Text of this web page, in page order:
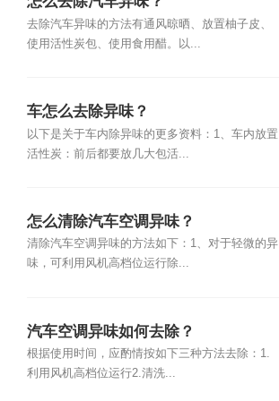
去除汽车异味的方法有通风晾晒、放置柚子皮、
使用活性炭包、使用食用醋。以...
车怎么去除异味？
以下是关于车内除异味的更多资料：1、车内放置
活性炭：前后都要放几大包活...
怎么清除汽车空调异味？
清除汽车空调异味的方法如下：1、对于轻微的异
味，可利用风机高档位运行除...
汽车空调异味如何去除？
根据使用时间，应酌情按如下三种方法去除：1.
利用风机高档位运行2.清洗...